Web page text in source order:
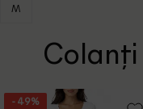
M
- 49%